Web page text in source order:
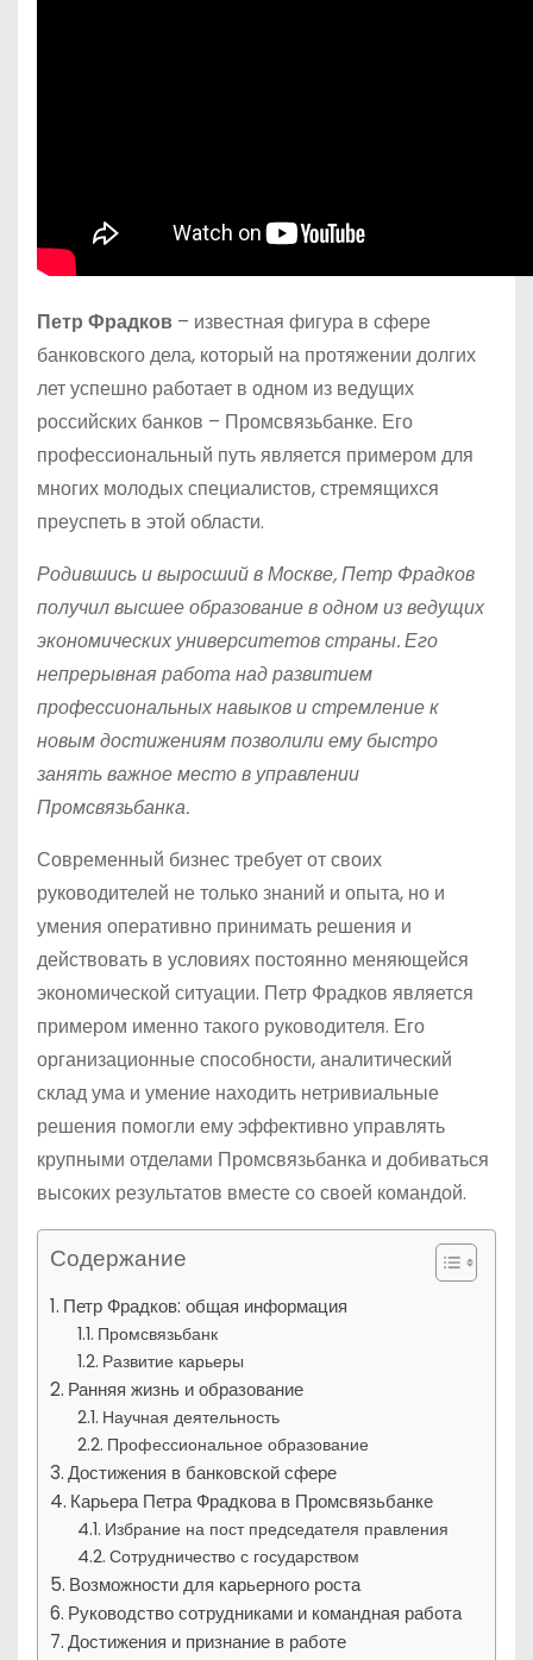
Петр Фрадков – известная фигура в сфере
банковского дела, который на протяжении долгих
лет успешно работает в одном из ведущих
российских банков – Промсвязьбанке. Его
профессиональный путь является примером для
многих молодых специалистов, стремящихся
преуспеть в этой области.
Родившись и выросший в Москве, Петр Фрадков
получил высшее образование в одном из ведущих
экономических университетов страны. Его
непрерывная работа над развитием
профессиональных навыков и стремление к
новым достижениям позволили ему быстро
занять важное место в управлении
Промсвязьбанка.
Современный бизнес требует от своих
руководителей не только знаний и опыта, но и
умения оперативно принимать решения и
действовать в условиях постоянно меняющейся
экономической ситуации. Петр Фрадков является
примером именно такого руководителя. Его
организационные способности, аналитический
склад ума и умение находить нетривиальные
решения помогли ему эффективно управлять
крупными отделами Промсвязьбанка и добиваться
высоких результатов вместе со своей командой.
Содержание
Петр Фрадков: общая информация
Промсвязьбанк
Развитие карьеры
Ранняя жизнь и образование
Научная деятельность
Профессиональное образование
Достижения в банковской сфере
Карьера Петра Фрадкова в Промсвязьбанке
Избрание на пост председателя правления
Сотрудничество с государством
Возможности для карьерного роста
Руководство сотрудниками и командная работа
Достижения и признание в работе